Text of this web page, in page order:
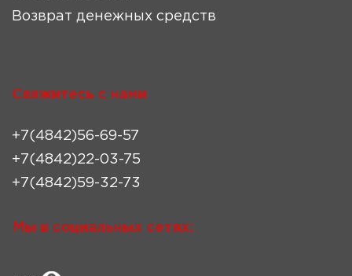
Возврат денежных средств
Свяжитесь с нами
+7(4842)56-69-57
+7(4842)22-03-75
+7(4842)59-32-73
Мы в социальных сетях: